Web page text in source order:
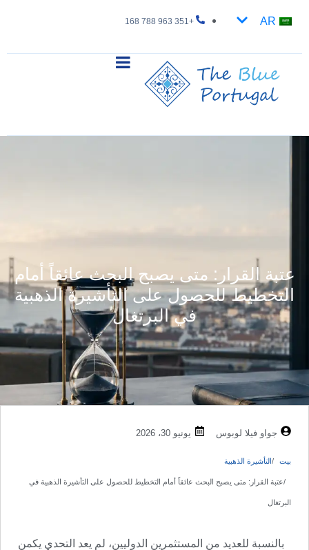
AR
+351 963 788 168
عتبة القرار: متى يصبح البحث عائقاً أمام
التخطيط للحصول على التأشيرة الذهبية
في البرتغال
جواو فيلا لوبوس يونيو 30، 2026
بيت التأشيرة الذهبية
عتبة القرار: متى يصبح البحث عائقاً أمام التخطيط للحصول على التأشيرة الذهبية في
البرتغال
بالنسبة للعديد من المستثمرين الدوليين، لم يعد التحدي يكمن